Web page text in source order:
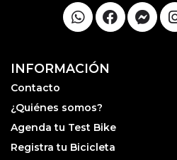
INFORMACIÓN
Contacto
¿Quiénes somos?
Agenda tu Test Bike
Registra tu Bicicleta